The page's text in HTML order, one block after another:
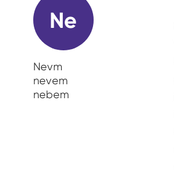
Ne
Nevm
nevem
nebem